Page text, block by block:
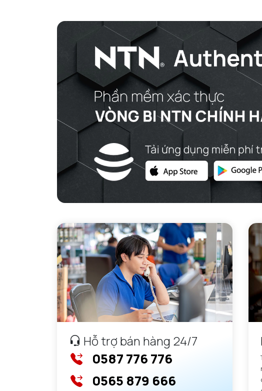
Hỗ trợ bán hàng 24/7
0587 776 776
0565 879 666